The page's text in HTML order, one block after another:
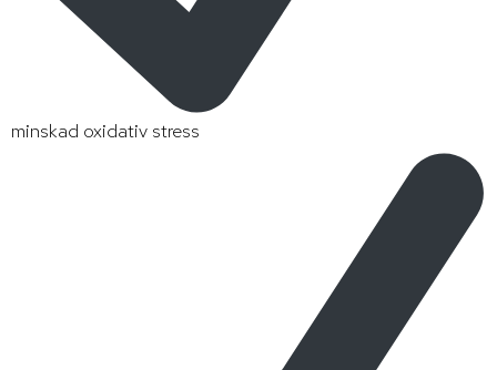
minskad oxidativ stress